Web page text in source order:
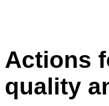
Actions
quality